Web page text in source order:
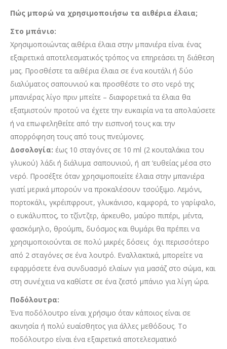
Πώς μπορώ να χρησιμοποιήσω τα αιθέρια έλαια;
Στο μπάνιο:
Χρησιμοποιώντας αιθέρια έλαια στην μπανιέρα είναι ένας
εξαιρετικά αποτελεσματικός τρόπος να επηρεάσει τη διάθεση
μας. Προσθέστε τα αιθέρια έλαια σε ένα κουτάλι ή δύο
διαλύματος σαπουνιού και προσθέστε το στο νερό της
μπανιέρας λίγο πριν μπείτε – διαφορετικά τα έλαια θα
εξατμιστούν προτού να έχετε την ευκαιρία να τα απολαύσετε
ή να επωφεληθείτε από την εισπνοή τους και την
απορρόφηση τους από τους πνεύμονες.
Δοσολογία: έως 10 σταγόνες σε 10 ml (2 κουταλάκια του
γλυκού) λάδι ή διάλυμα σαπουνιού, ή απ ‘ευθείας μέσα στο
νερό. Προσέξτε όταν χρησιμοποιείτε έλαια στην μπανιέρα
γιατί μερικά μπορούν να προκαλέσουν τσούξιμο. Λεμόνι,
πορτοκάλι, γκρέιπφρουτ, γλυκάνισο, καμφορά, το γαρίφαλο,
ο ευκάλυπτος, το τζίντζερ, άρκευθο, μαύρο πιπέρι, μέντα,
φασκόμηλο, θρούμπι, δυόσμος και θυμάρι θα πρέπει να
χρησιμοποιούνται σε πολύ μικρές δόσεις όχι περισσότερο
από 2 σταγόνες σε ένα λουτρό. Εναλλακτικά, μπορείτε να
εφαρμόσετε ένα συνδυασμό ελαίων για μασάζ στο σώμα, και
στη συνέχεια να καθίστε σε ένα ζεστό μπάνιο για λίγη ώρα.
Ποδόλουτρα:
Ένα ποδόλουτρο είναι χρήσιμο όταν κάποιος είναι σε
ακινησία ή πολύ ευαίσθητος για άλλες μεθόδους. Το
ποδόλουτρο είναι ένα εξαιρετικά αποτελεσματικό